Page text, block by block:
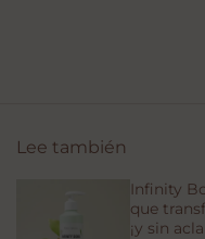
Lee también
Infinity
que
¡y sin